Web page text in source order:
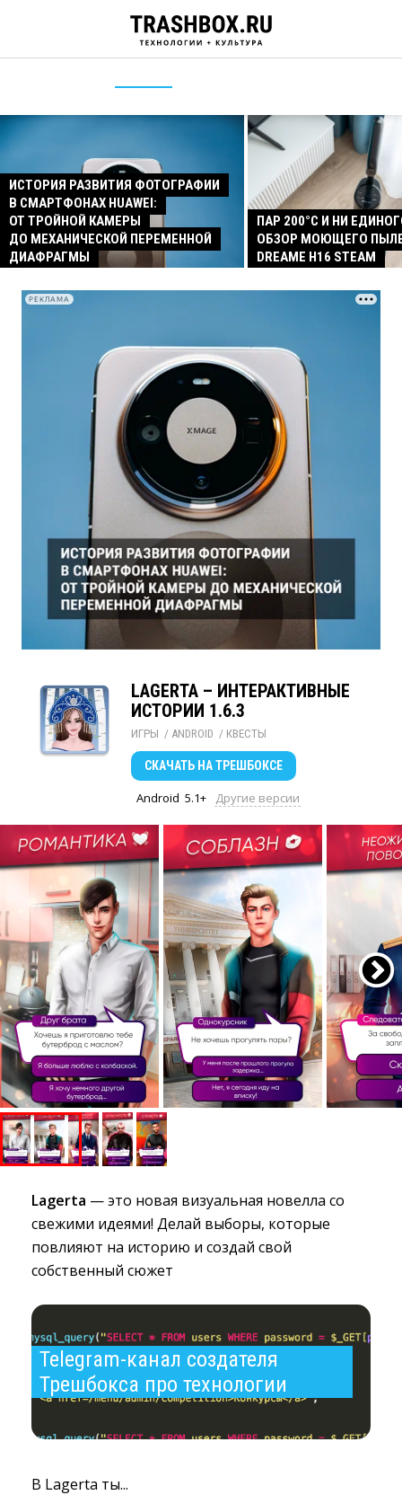
ИСТОРИЯ РАЗВИТИЯ ФОТОГРАФИИ
В СМАРТФОНАХ HUAWEI:
ОТ ТРОЙНОЙ КАМЕРЫ
ДО МЕХАНИЧЕСКОЙ ПЕРЕМЕННОЙ
ДИАФРАГМЫ
ПАР 200°C И НИ
ОБЗОР МОЮЩЕГО
DREAME H16 STEAM
РЕКЛАМА
LAGERTA – ИНТЕРАКТИВНЫЕ
ИСТОРИИ 1.6.3
ИГРЫ / ANDROID / КВЕСТЫ
СКАЧАТЬ НА ТРЕШБОКСЕ
Android 5.1+ Другие версии
Lagerta — это новая визуальная новелла со
свежими идеями! Делай выборы, которые
повлияют на историю и создай свой
собственный сюжет
Telegram-канал создателя
Трешбокса про технологии
В Lagerta ты...